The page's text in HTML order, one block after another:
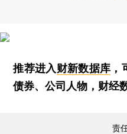
推荐进入财新数据库
债券、公司人物，财经
责